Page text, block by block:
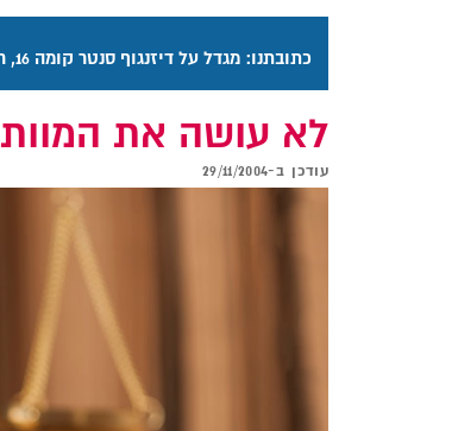
כתובתנו: מגדל על דיזנגוף סנטר קומה 16, רחוב דיזנגוף 50 תל אביב. דרכי ההגעה בתפריט "אודותינו".
לא עושה את המוות
עודכן ב-29/11/2004